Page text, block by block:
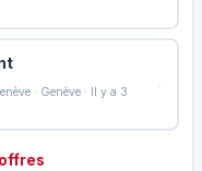
· Genève · Il y a 3